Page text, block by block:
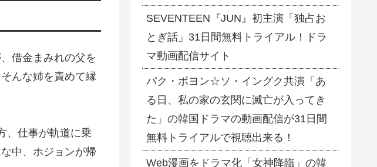
借金まみれの父を
んな姉を責めて縁
、仕事が軌道に乗
中、ホジョンが帰
SEVENTEEN『JUN』初主演「独占お
とぎ話」31日間無料トライアル！ドラ
マ動画配信サイト
パク・ボヨン☆ソ・イングク共演「あ
る日、私の家の玄関に滅亡が入ってき
た」の韓国ドラマの動画配信が31日間
無料トライアルで視聴出来る！
Web漫画をドラマ化「女神降臨」の韓